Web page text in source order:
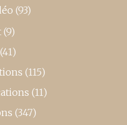
(93)
(9)
(41)
(115)
(11)
(347)